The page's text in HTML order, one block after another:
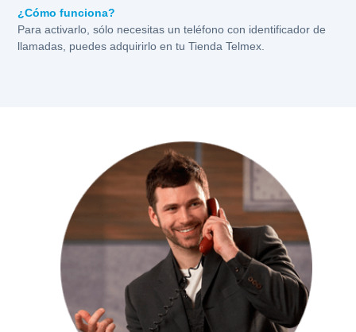
¿Cómo funciona?
Para activarlo, sólo necesitas un teléfono con identificador de
llamadas, puedes adquirirlo en tu Tienda Telmex.